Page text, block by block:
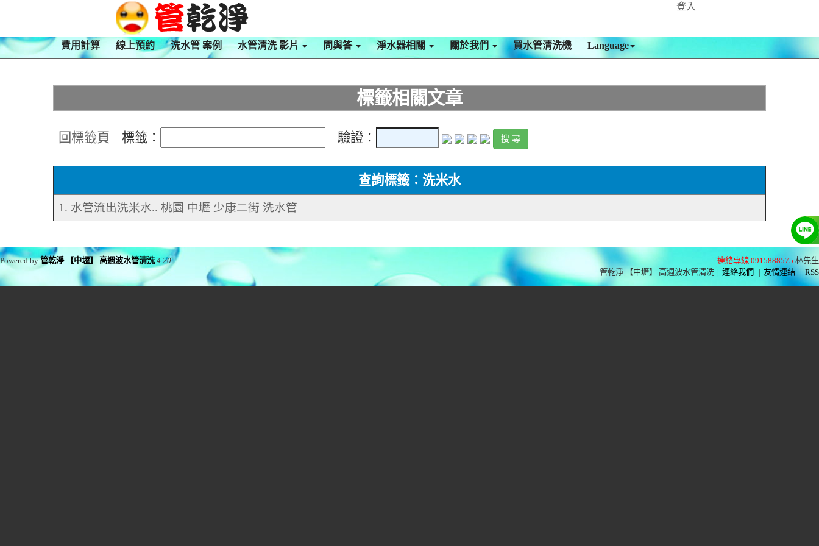
登入
費用計算 線上預約 洗水管 案例 水管清洗 影片 問與答 淨水器相關 關於我們 買水管清洗機 Language
標籤相關文章
回標籤頁 標籤： 驗證：
查詢標籤：洗米水
1. 水管流出洗米水.. 桃園 中壢 少康二街 洗水管
連絡專線 0915888575 林先生
管乾淨 【中壢】 高週波水管清洗 | 連絡我們 | 友情連結 | RSS
Powered by管乾淨 【中壢】 高週波水管清洗 4.20